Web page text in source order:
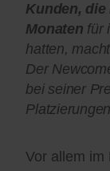
Kunden,
Monaten für
hatten,
Der
bei seiner
Vor allem im